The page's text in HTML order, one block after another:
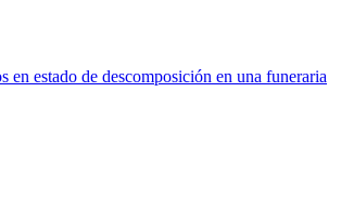
en estado de descomposición en una funeraria